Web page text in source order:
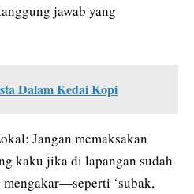
jawab yang
Dalam Kedai Kopi
Jangan memaksakan
kaku jika di lapangan sudah
‘subak,